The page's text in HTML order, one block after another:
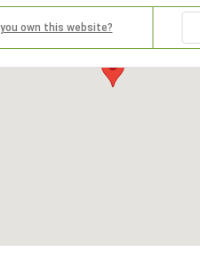
you own this website?